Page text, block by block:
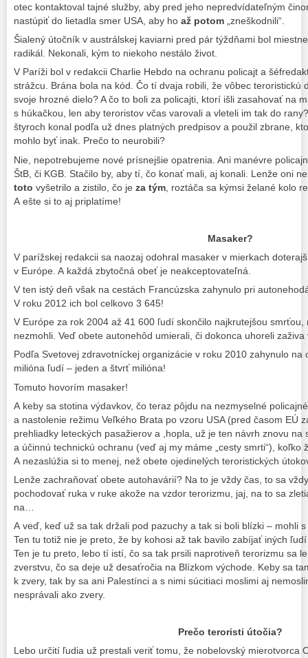
otec kontaktoval tajné služby, aby pred jeho nepredvídateľným
nastúpiť do lietadla smer USA, aby ho až potom „zneškodnili“.
Šialený útočník v austrálskej kaviarni pred pár týždňami bol
radikál. Nekonali, kým to niekoho nestálo život.
V Paríži bol v redakcii Charlie Hebdo na ochranu policajt a
strážcu. Brána bola na kód. Čo tí dvaja robili, že vôbec teroristickú
svoje hrozné dielo? A čo to boli za policajti, ktorí išli zasahovať na
s húkačkou, len aby teroristov včas varovali a vleteli im tak do
štyroch konal podľa už dnes platných predpisov a použil zbrane,
mohlo byť inak. Prečo to neurobili?
Nie, nepotrebujeme nové prísnejšie opatrenia. Ani manévre
ŠtB, či KGB. Stačilo by, aby tí, čo konať mali, aj konali. Lenže oni
toto vyšetrilo a zistilo, čo je za tým , roztáča sa kýmsi želané kolo
A ešte si to aj priplatíme!
Masaker?
V parížskej redakcii sa naozaj odohral masaker v mierkach
v Európe. A každá zbytočná obeť je neakceptovateľná.
V ten istý deň však na cestách Francúzska zahynulo pri
V roku 2012 ich bol celkovo 3 645!
V Európe za rok 2004 až 41 600 ľudí skončilo najkrutejšou smrťou,
nezmohli. Veď obete autonehôd umierali, či dokonca uhoreli
Podľa Svetovej zdravotníckej organizácie v roku 2010 zahynulo na
milióna ľudí – jeden a štvrť milióna!
Tomuto hovorím masaker!
A keby sa stotina výdavkov, čo teraz pôjdu na nezmyselné
a nastolenie režimu Veľkého Brata po vzoru USA (pred časom EÚ
prehliadky leteckých pasažierov a ,hopla, už je ten návrh znovu na
a účinnú technickú ochranu (veď aj my máme „cesty smrti“), koľko
A nezaslúžia si to menej, než obete ojedinelých teroristických
Lenže zachraňovať obete autohavárií? Na to je vždy čas, to sa
pochodovať ruka v ruke akože na vzdor terorizmu, jaj, na to sa
na…
A veď, keď už sa tak držali pod pazuchy a tak si boli blízki – mohli
Ten tu totiž nie je preto, že by kohosi až tak bavilo zabíjať iných
Ten je tu preto, lebo tí istí, čo sa tak prsili naprotiveň terorizmu sa
zverstvu, čo sa deje už desaťročia na Blízkom východe. Keby sa
k zvery, tak by sa ani Palestínci a s nimi súcitiaci moslimi aj
nesprávali ako zvery.
Prečo teroristi útočia?
Lebo určití ľudia už prestali veriť tomu, že nobelovský mierotvorca